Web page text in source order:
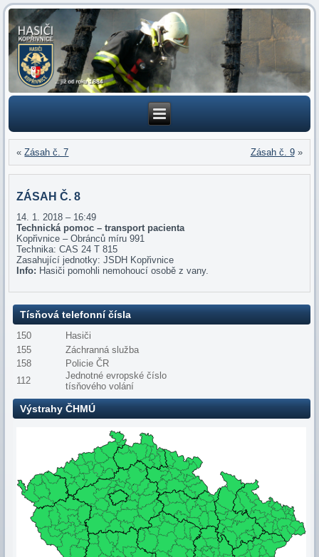
«Zásah č. 7 Zásah č. 9»
ZÁSAH Č. 8
14. 1. 2018 – 16:49
Technická pomoc – transport pacienta
Kopřivnice – Obránců míru 991
Technika: CAS 24 T 815
Zasahující jednotky: JSDH Kopřivnice
Info: Hasiči pomohli nemohoucí osobě z vany.
Tísňová telefonní čísla
150
Hasiči
155
Záchranná služba
158
Policie ČR
112
Jednotné evropské číslo
tísňového volání
Výstrahy ČHMÚ